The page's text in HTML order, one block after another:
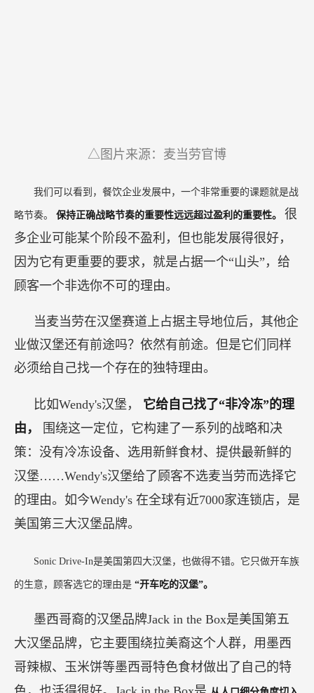
△图片来源：麦当劳官博
我们可以看到，餐饮企业发展中，一个非常重要的课题就是战
略节奏。 保持正确战略节奏的重要性远远超过盈利的重要性。 很
多企业可能某个阶段不盈利，但也能发展得很好，
因为它有更重要的要求，就是占据一个“山头”，给
顾客一个非选你不可的理由。
当麦当劳在汉堡赛道上占据主导地位后，其他企
业做汉堡还有前途吗？依然有前途。但是它们同样
必须给自己找一个存在的独特理由。
比如Wendy's汉堡， 它给自己找了“非冷冻”的理
由，
围绕这一定位，它构建了一系列的战略和决
策：没有冷冻设备、选用新鲜食材、提供最新鲜的
汉堡……Wendy's汉堡给了顾客不选麦当劳而选择它
的理由。如今Wendy's 在全球有近7000家连锁店，是
美国第三大汉堡品牌。
Sonic Drive-In是美国第四大汉堡，也做得不错。它只做开车族
的生意，顾客选它的理由是 “开车吃的汉堡”。
墨西哥裔的汉堡品牌Jack in the Box是美国第五
大汉堡品牌，它主要围绕拉美裔这个人群，用墨西
哥辣椒、玉米饼等墨西哥特色食材做出了自己的特